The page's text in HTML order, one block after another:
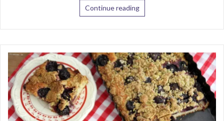
Continue reading